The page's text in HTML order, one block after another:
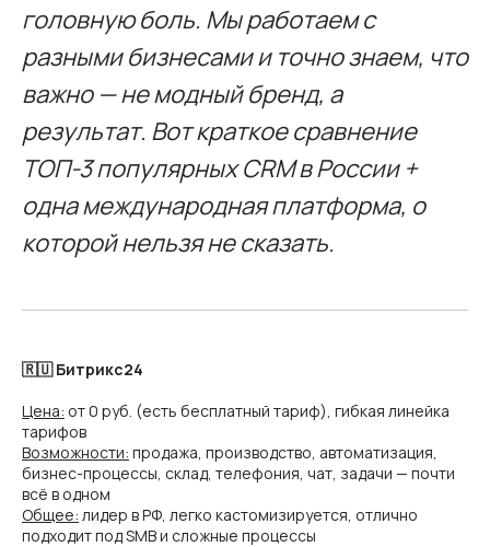
головную боль. Мы работаем с
разными бизнесами и точно знаем, что
важно — не модный бренд, а
результат. Вот краткое сравнение
ТОП-3 популярных CRM в России +
одна международная платформа, о
которой нельзя не сказать.
🇷🇺 Битрикс24
Цена: от 0 руб. (есть бесплатный тариф), гибкая линейка
тарифов
Возможности: продажа, производство, автоматизация,
бизнес-процессы, склад, телефония, чат, задачи — почти
всё в одном
Общее: лидер в РФ, легко кастомизируется, отлично
подходит под SMB и сложные процессы